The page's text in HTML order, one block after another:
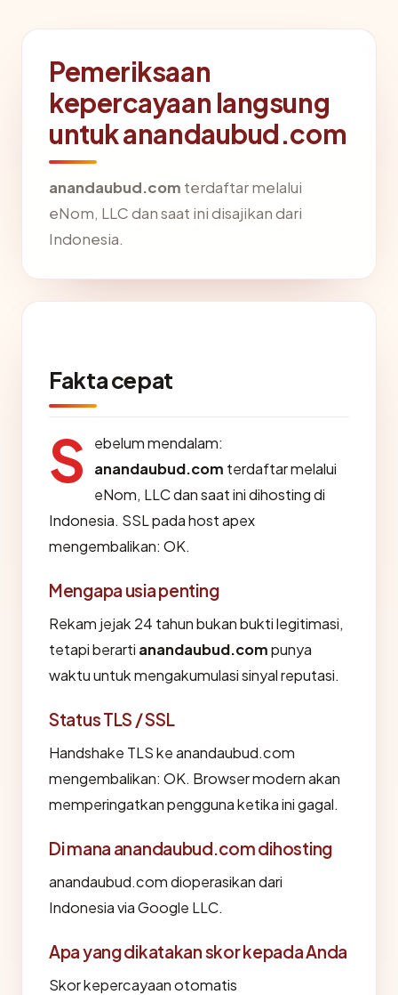
Pemeriksaan
kepercayaan langsung
untuk anandaubud.com
anandaubud.com terdaftar melalui
eNom, LLC dan saat ini disajikan dari
Indonesia.
Fakta cepat
S
ebelum mendalam:
anandaubud.com terdaftar melalui
eNom, LLC dan saat ini dihosting di
Indonesia. SSL pada host apex
mengembalikan: OK.
Mengapa usia penting
Rekam jejak 24 tahun bukan bukti legitimasi,
tetapi berarti anandaubud.compunya
waktu untuk mengakumulasi sinyal reputasi.
Status TLS / SSL
Handshake TLS ke anandaubud.com
mengembalikan: OK. Browser modern akan
memperingatkan pengguna ketika ini gagal.
Di mana anandaubud.com dihosting
anandaubud.com dioperasikan dari
Indonesia via Google LLC.
Apa yang dikatakan skor kepada Anda
Skor kepercayaan otomatis